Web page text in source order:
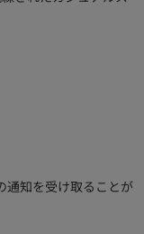
通知を受け取ることが